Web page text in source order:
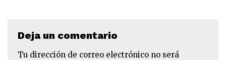
Deja un comentario
Tu dirección de correo electrónico no será